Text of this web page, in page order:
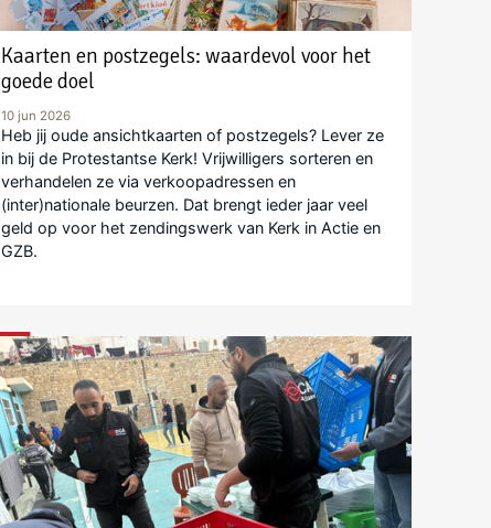
Kaarten en postzegels: waardevol voor het
goede doel
10 jun 2026
Heb jij oude ansichtkaarten of postzegels? Lever ze
in bij de Protestantse Kerk! Vrijwilligers sorteren en
verhandelen ze via verkoopadressen en
(inter)nationale beurzen. Dat brengt ieder jaar veel
geld op voor het zendingswerk van Kerk in Actie en
GZB.